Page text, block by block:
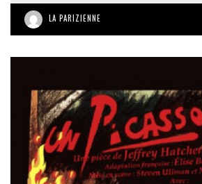
LA PARIZIENNE